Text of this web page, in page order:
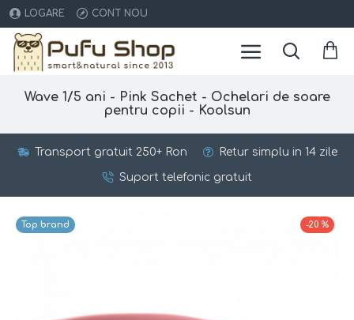
LOGARE CONT NOU
Wave 1/5 ani - Pink Sachet - Ochelari de soare
pentru copii - Koolsun
Transport gratuit 250+ Ron Retur simplu in 14 zile
Suport telefonic gratuit
Top brand -20 %